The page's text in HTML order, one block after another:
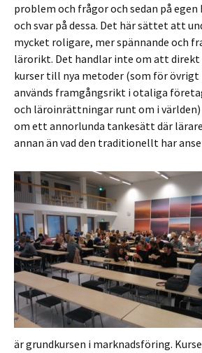
problem och frågor och sedan på
och svar på dessa. Det här sättet att
mycket roligare, mer spännande och
lärorikt. Det handlar inte om att direkt
kurser till nya metoder (som för övrigt
används framgångsrikt i otaliga
och läroinrättningar runt om i
om ett annorlunda tankesätt där
annan än vad den traditionellt har
är grundkursen i marknadsföring.